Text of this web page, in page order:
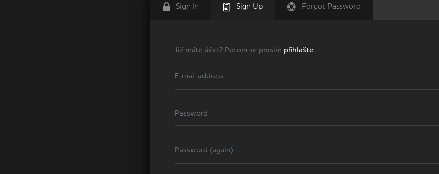
Sign In Sign Up Forgot Password
Již máte účet? Potom se prosím přihlašte.